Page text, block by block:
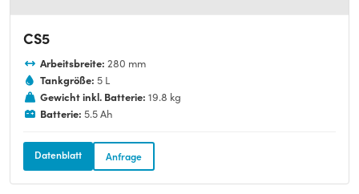
CS5
Arbeitsbreite: 280 mm
Tankgröße: 5 L
Gewicht inkl. Batterie: 19.8 kg
Batterie: 5.5 Ah
Datenblatt Anfrage